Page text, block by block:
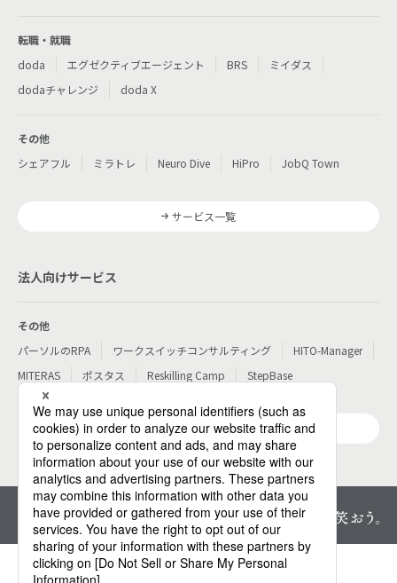
転職・就職
doda
エグゼクティブエージェント BRS
ミイダス
dodaチャレンジ
doda X
その他
シェアフル
ミラトレ Neuro Dive HiPro JobQ Town
サービス一覧
法人向けサービス
その他
パーソルのRPA
ワークスイッチコンサルティング
HITO-Manager
MITERAS
ポスタス Reskilling Camp StepBase
サービス一覧
プライバシーセンター